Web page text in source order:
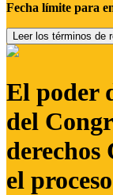
Fecha límite para
Leer los términos de
El poder
del
el